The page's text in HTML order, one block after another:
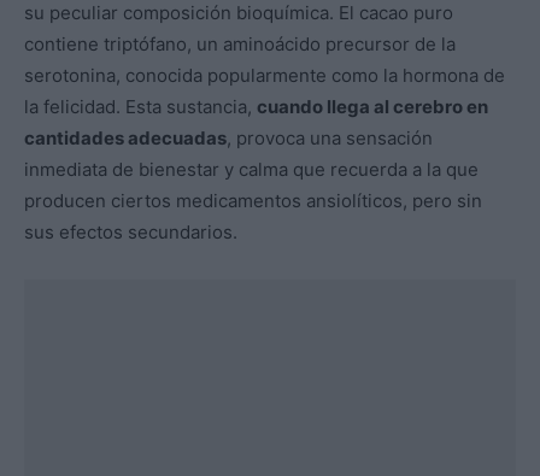
su peculiar composición bioquímica. El cacao puro
contiene triptófano, un aminoácido precursor de la
serotonina, conocida popularmente como la hormona de
la felicidad. Esta sustancia, cuando llega al cerebro en
cantidades adecuadas, provoca una sensación
inmediata de bienestar y calma que recuerda a la que
producen ciertos medicamentos ansiolíticos, pero sin
sus efectos secundarios.